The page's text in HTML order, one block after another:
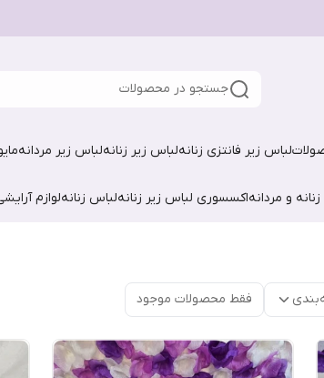
جستجو در محصولات
لباس زیر فانتزی زنانهلباس زیر زنانهلباس زیر مردانه
و مردانهاکسسوری لباس زیر زنانهلباس زنانهلوازم
فقط محصولات موجود